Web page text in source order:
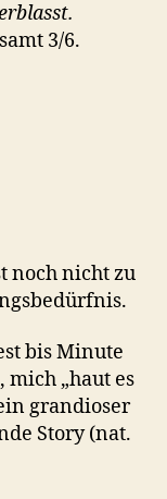
3/6.
noch nicht zu
bis Minute
mich „haut es
grandioser
Story (nat.